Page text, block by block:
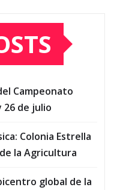
Campeonato
26 de julio
Colonia Estrella
la Agricultura
global de la